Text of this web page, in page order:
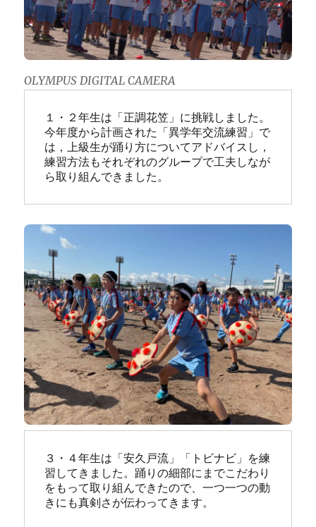
OLYMPUS DIGITAL CAMERA
１・２年生は「正調花笠」に挑戦しました。
今年度から計画された「異学年交流練習」で
は，上級生が踊り方についてアドバイスし，
練習方法もそれぞれのグループで工夫しなが
ら取り組んできました。
３・４年生は「安久戸流」「トビナビ」を練
習してきました。踊りの細部にまでこだわり
をもって取り組んできたので、一つ一つの動
きにも真剣さが伝わってきます。